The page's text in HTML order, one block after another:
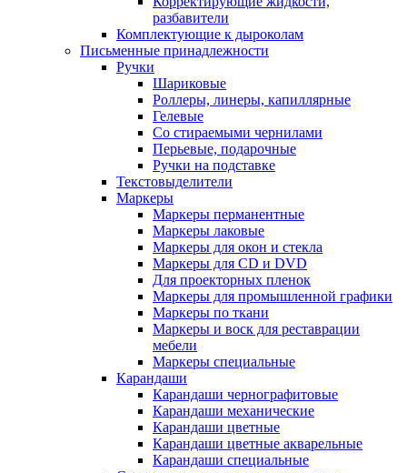
разбавители
Комплектующие к дыроколам
Письменные принадлежности
Ручки
Шариковые
Роллеры, линеры, капиллярные
Гелевые
Со стираемыми чернилами
Перьевые, подарочные
Ручки на подставке
Текстовыделители
Маркеры
Маркеры перманентные
Маркеры лаковые
Маркеры для окон и стекла
Маркеры для CD и DVD
Для проекторных пленок
Маркеры для промышленной графики
Маркеры по ткани
Маркеры и воск для реставрации
мебели
Маркеры специальные
Карандаши
Карандаши чернографитовые
Карандаши механические
Карандаши цветные
Карандаши цветные акварельные
Карандаши специальные